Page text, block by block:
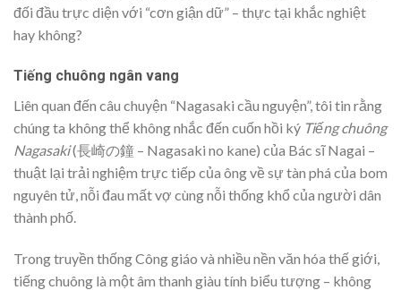
đối đầu trực diện với “cơn giận dữ” – thực tại khắc nghiệt
hay không?
Tiếng chuông ngân vang
Liên quan đến câu chuyện “Nagasaki cầu nguyện”, tôi tin rằng
chúng ta không thể không nhắc đến cuốn hồi ký Tiếng chuông
Nagasaki(長崎の鐘 – Nagasaki no kane) của Bác sĩ Nagai –
thuật lại trải nghiệm trực tiếp của ông về sự tàn phá của bom
nguyên tử, nỗi đau mất vợ cùng nỗi thống khổ của người dân
thành phố.
Trong truyền thống Công giáo và nhiều nền văn hóa thế giới,
tiếng chuông là một âm thanh giàu tính biểu tượng – không